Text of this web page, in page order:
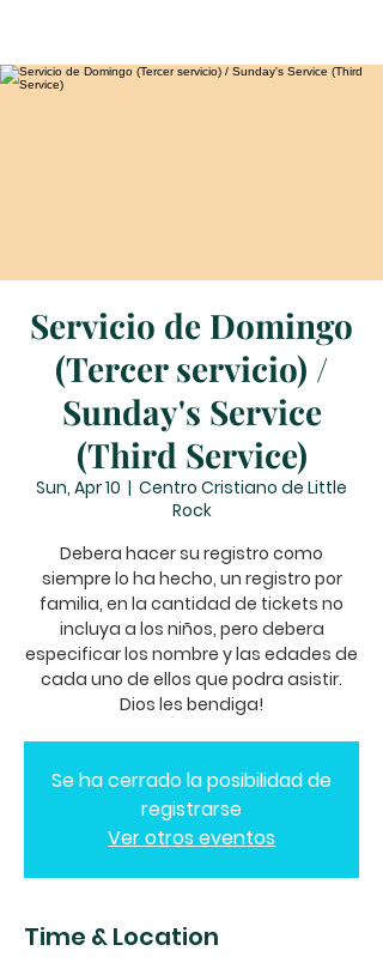
Servicio de Domingo
(Tercer servicio) /
Sunday's Service
(Third Service)
Sun, Apr 10
  |
Centro Cristiano de Little
Rock
Debera hacer su registro como
siempre lo ha hecho, un registro por
familia, en la cantidad de tickets no
incluya a los niños, pero debera
especificar los nombre y las edades de
cada uno de ellos que podra asistir.
Dios les bendiga!
Se ha cerrado la posibilidad de
registrarse
Ver otros eventos
Time & Location